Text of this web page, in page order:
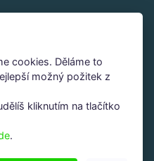
cookies. Děláme to
možný požitek z
kliknutím na tlačítko
.